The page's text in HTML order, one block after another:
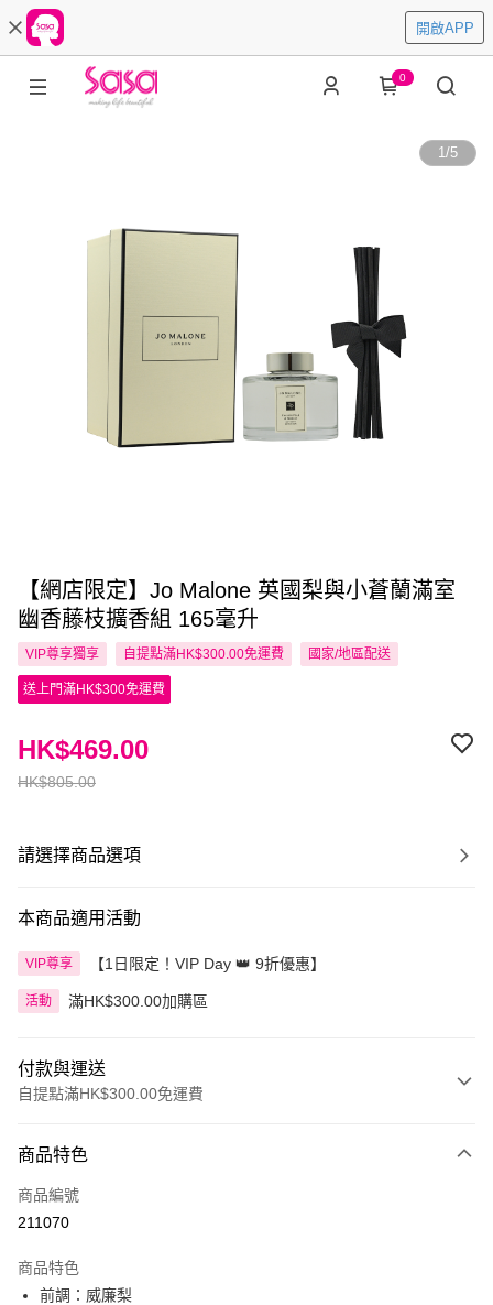
開啟APP
0
1/5
【網店限定】Jo Malone 英國梨與小蒼蘭滿室
幽香藤枝擴香組 165毫升
VIP尊享獨享 自提點滿HK$300.00免運費 國家/地區配送
送上門滿HK$300免運費
HK$805.00
HK$469.00
請選擇商品選項
本商品適用活動
VIP尊享 【1日限定！VIP Day 👑 9折優惠】
活動 滿HK$300.00加購區
付款與運送
自提點滿HK$300.00免運費
信用卡
Apple Pay
PayMe
商品特色
商品編號
211070
商品特色
前調：威廉梨